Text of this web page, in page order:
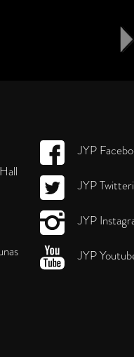
JYP
JYP
JYP
JYP